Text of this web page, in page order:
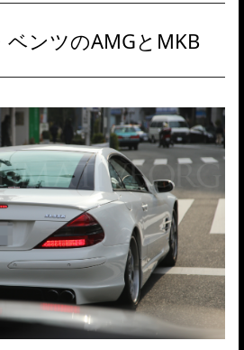
ベンツのAMGとMKB